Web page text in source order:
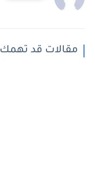
مقالات قد تهمك